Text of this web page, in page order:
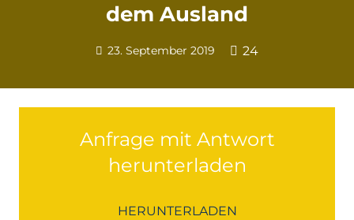
dem Ausland
23. September 2019 24
Anfrage mit Antwort
herunterladen
HERUNTERLADEN